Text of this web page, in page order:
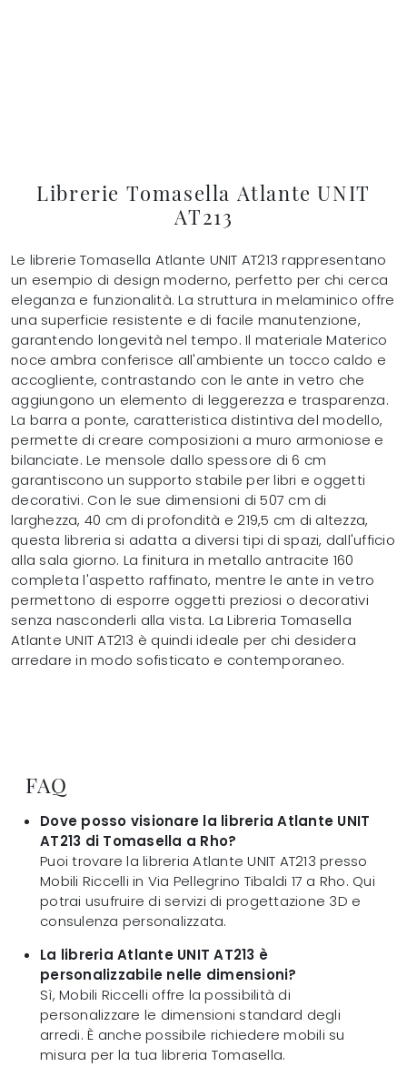
Librerie Tomasella Atlante UNIT
AT213
Le librerie Tomasella Atlante UNIT AT213 rappresentano
un esempio di design moderno, perfetto per chi cerca
eleganza e funzionalità. La struttura in melaminico offre
una superficie resistente e di facile manutenzione,
garantendo longevità nel tempo. Il materiale Materico
noce ambra conferisce all'ambiente un tocco caldo e
accogliente, contrastando con le ante in vetro che
aggiungono un elemento di leggerezza e trasparenza.
La barra a ponte, caratteristica distintiva del modello,
permette di creare composizioni a muro armoniose e
bilanciate. Le mensole dallo spessore di 6 cm
garantiscono un supporto stabile per libri e oggetti
decorativi. Con le sue dimensioni di 507 cm di
larghezza, 40 cm di profondità e 219,5 cm di altezza,
questa libreria si adatta a diversi tipi di spazi, dall'ufficio
alla sala giorno. La finitura in metallo antracite 160
completa l'aspetto raffinato, mentre le ante in vetro
permettono di esporre oggetti preziosi o decorativi
senza nasconderli alla vista. La Libreria Tomasella
Atlante UNIT AT213 è quindi ideale per chi desidera
arredare in modo sofisticato e contemporaneo.
FAQ
Dove posso visionare la libreria Atlante UNIT
AT213 di Tomasella a Rho?
Puoi trovare la libreria Atlante UNIT AT213 presso
Mobili Riccelli in Via Pellegrino Tibaldi 17 a Rho. Qui
potrai usufruire di servizi di progettazione 3D e
consulenza personalizzata.
La libreria Atlante UNIT AT213 è
personalizzabile nelle dimensioni?
Sì, Mobili Riccelli offre la possibilità di
personalizzare le dimensioni standard degli
arredi. È anche possibile richiedere mobili su
misura per la tua libreria Tomasella.